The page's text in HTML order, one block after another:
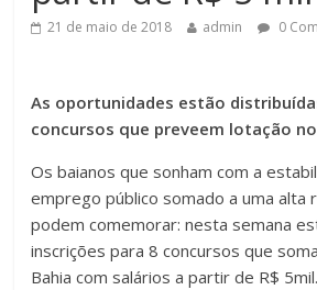
21 de maio de 2018 admin 0
As oportunidades estão
concursos que preveem lotação
Os baianos que sonham com a
emprego público somado a uma alta
podem comemorar: nesta semana
inscrições para 8 concursos que
Bahia com salários a partir de R$ 5mil.